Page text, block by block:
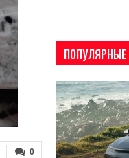
0